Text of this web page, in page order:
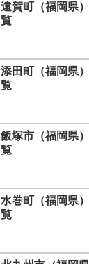
遠賀町（福岡県
覧
添田町（福岡県
覧
飯塚市（福岡県
覧
水巻町（福岡県
覧